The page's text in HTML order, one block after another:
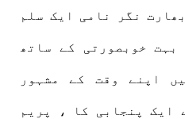
نگر نامی ایک سلم
بہت خوبصورتی کے ساتھ
اپنے وقت کے مشہور
ایک پنجابی کا ، پریم